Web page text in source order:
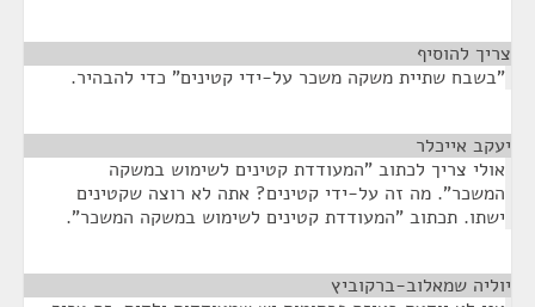
צריך להוסיף
"בשבח שתיית משקה משכר על-ידי קטינים" כדי להבהיר.
יעקב אייכלר
אולי צריך לכתוב "המעודדת קטינים לשימוש במשקה
המשכר". מה זה על-ידי קטינים? אתה לא רוצה שקטינים
ישתו. תכתוב "המעודדת קטינים לשימוש במשקה המשכר".
יוליה שמאלוב-ברקוביץ